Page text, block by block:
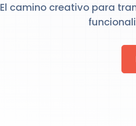
El camino creativo para